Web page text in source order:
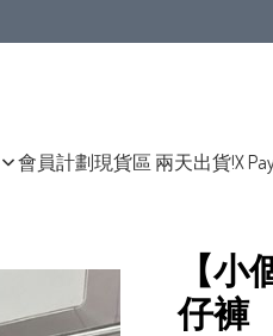
會員計劃現貨區 兩天出貨!X
【
仔褲